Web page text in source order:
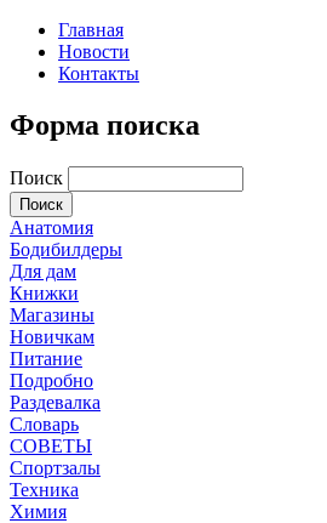
Главная
Новости
Контакты
Форма поиска
Поиск
Анатомия
Бодибилдеры
Для дам
Книжки
Магазины
Новичкам
Питание
Подробно
Раздевалка
Словарь
СОВЕТЫ
Спортзалы
Техника
Химия